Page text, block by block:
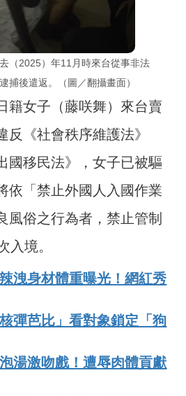
（2025）年11月時來台從事非法
捕後遣返。（圖／翻攝畫面）
籍女子（藤咲舞）來台賣
反《社會秩序維護法》
國移民法》，女子已被驅
依「禁止外國人入國作業
風俗之行為者，禁止管制
入境。
洩身材體重曝光！網紅秀
彈芭比」看對象鎖定「狗
湯激吻戲！遭辱肉體貢獻